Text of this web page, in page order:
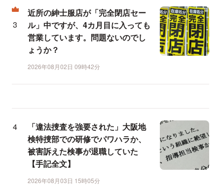
近所の紳士服店が「完全閉店セー
ル」中ですが、4カ月目に入っても
営業しています。問題ないのでし
ょうか？
2026年08月02日 09時42分
「違法捜査を強要された」大阪地
検特捜部での研修でパワハラか、
被害訴えた検事が退職していた
【手記全文】
2026年08月03日 15時05分